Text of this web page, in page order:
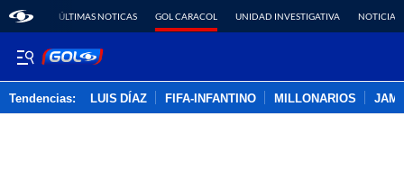
ÚLTIMAS NOTICAS GOL CARACOL UNIDAD INVESTIGATIVA NOTICIAS
Tendencias: LUIS DÍAZ FIFA-INFANTINO MILLONARIOS